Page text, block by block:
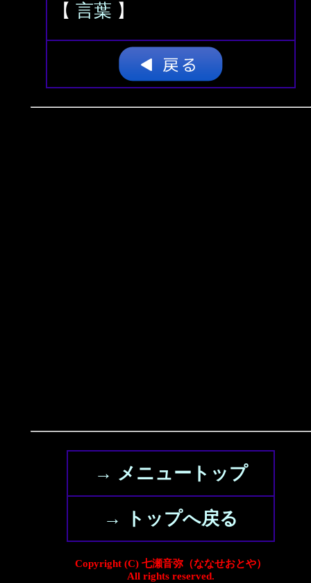
【 言葉 】
→ メニュートップ
→ トップへ戻る
Copyright (C) 七瀬音弥（ななせおとや）
All rights reserved.